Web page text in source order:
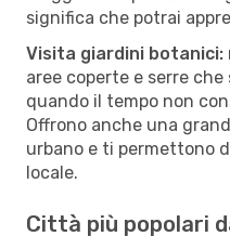
significa che potrai
Visita giardini botanici:
aree coperte e serre
quando il tempo non
Offrono anche una
urbano e ti permettono
locale.
Città più popolari